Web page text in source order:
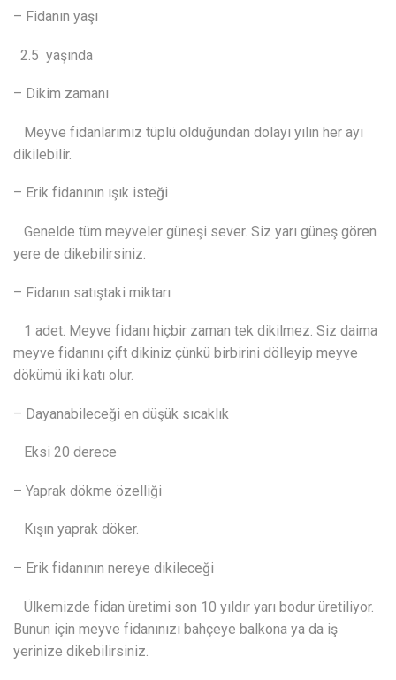
– Fidanın yaşı
2.5 yaşında
– Dikim zamanı
Meyve fidanlarımız tüplü olduğundan dolayı yılın her ayı
dikilebilir.
– Erik fidanının ışık isteği
Genelde tüm meyveler güneşi sever. Siz yarı güneş gören
yere de dikebilirsiniz.
– Fidanın satıştaki miktarı
1 adet. Meyve fidanı hiçbir zaman tek dikilmez. Siz daima
meyve fidanını çift dikiniz çünkü birbirini dölleyip meyve
dökümü iki katı olur.
– Dayanabileceği en düşük sıcaklık
Eksi 20 derece
– Yaprak dökme özelliği
Kışın yaprak döker.
– Erik fidanının nereye dikileceği
Ülkemizde fidan üretimi son 10 yıldır yarı bodur üretiliyor.
Bunun için meyve fidanınızı bahçeye balkona ya da iş
yerinize dikebilirsiniz.